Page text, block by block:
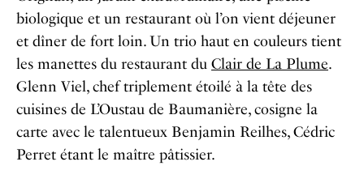
biologique et un restaurant où l’on vient déjeuner
et dîner de fort loin. Un trio haut en couleurs tient
les manettes du restaurant du Clair de La Plume.
Glenn Viel, chef triplement étoilé à la tête des
cuisines de L’Oustau de Baumanière, cosigne la
carte avec le talentueux Benjamin Reilhes, Cédric
Perret étant le maître pâtissier.